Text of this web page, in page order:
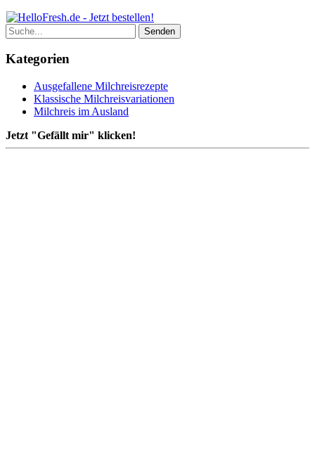
Kategorien
Ausgefallene Milchreisrezepte
Klassische Milchreisvariationen
Milchreis im Ausland
Jetzt "Gefällt mir" klicken!